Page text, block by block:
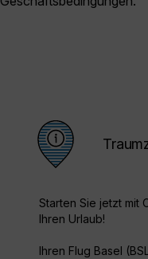
Starten Sie jetzt mit
Ihren Urlaub!
Ihren Flug Basel